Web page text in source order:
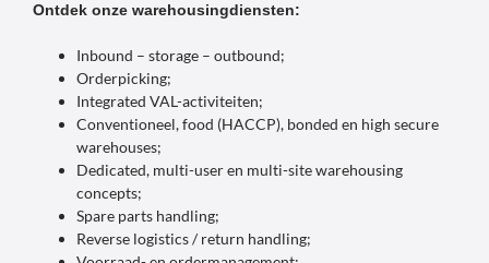
Ontdek onze warehousingdiensten:
Inbound – storage – outbound;
Orderpicking;
Integrated VAL-activiteiten;
Conventioneel, food (HACCP), bonded en high secure
warehouses;
Dedicated, multi-user en multi-site warehousing
concepts;
Spare parts handling;
Reverse logistics / return handling;